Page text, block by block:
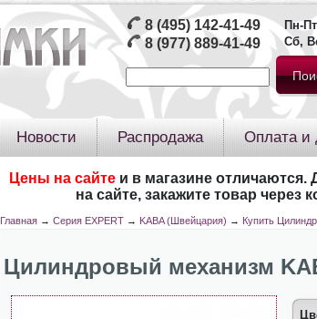
8 (495) 142-41-49
8 (977) 889-41-49
Пн-
Сб,
Новости Распродажа Оплата и
Цены на сайте и в магазине отличаются.
на сайте, закажите товар через
Главная →Серия EXPERT → KABA (Швейцария) → Купить
Цилиндровый механизм